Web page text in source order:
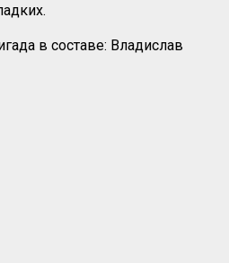
в составе: Владислав